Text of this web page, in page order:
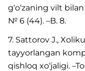
g‘o‘zaning vilt
№ 6 (44). –B. 8.
7. Sattorov J.,
tayyorlangan
qishloq xo‘jaligi.